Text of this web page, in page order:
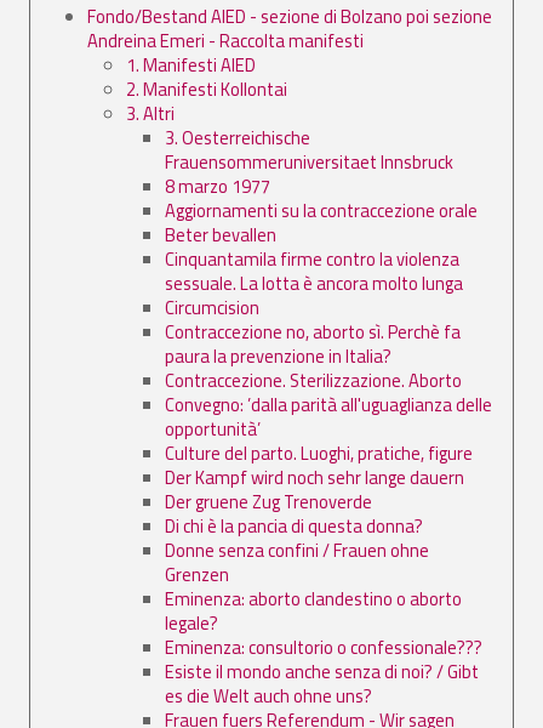
Fondo/Bestand AIED - sezione di Bolzano poi sezione
Andreina Emeri - Raccolta manifesti
1. Manifesti AIED
2. Manifesti Kollontai
3. Altri
3. Oesterreichische
Frauensommeruniversitaet Innsbruck
8 marzo 1977
Aggiornamenti su la contraccezione orale
Beter bevallen
Cinquantamila firme contro la violenza
sessuale. La lotta è ancora molto lunga
Circumcision
Contraccezione no, aborto sì. Perchè fa
paura la prevenzione in Italia?
Contraccezione. Sterilizzazione. Aborto
Convegno: ’dalla parità all'uguaglianza delle
opportunità’
Culture del parto. Luoghi, pratiche, figure
Der Kampf wird noch sehr lange dauern
Der gruene Zug Trenoverde
Di chi è la pancia di questa donna?
Donne senza confini / Frauen ohne
Grenzen
Eminenza: aborto clandestino o aborto
legale?
Eminenza: consultorio o confessionale???
Esiste il mondo anche senza di noi? / Gibt
es die Welt auch ohne uns?
Frauen fuers Referendum - Wir sagen